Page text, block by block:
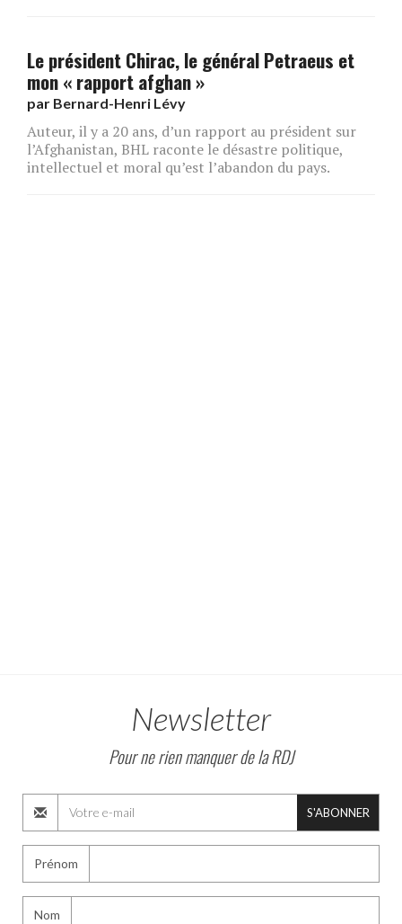
Le président Chirac, le général Petraeus et
mon « rapport afghan »
par Bernard-Henri Lévy
Auteur, il y a 20 ans, d’un rapport au président sur
l’Afghanistan, BHL raconte le désastre politique,
intellectuel et moral qu’est l’abandon du pays.
Newsletter
Pour ne rien manquer de la RDJ
S'ABONNER
Prénom
Nom